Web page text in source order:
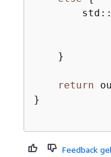
    }
return
}
Feedback